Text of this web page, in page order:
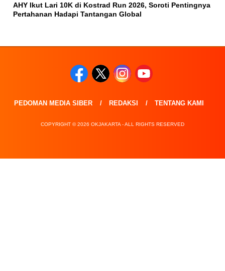
AHY Ikut Lari 10K di Kostrad Run 2026, Soroti Pentingnya
Pertahanan Hadapi Tantangan Global
PEDOMAN MEDIA SIBER REDAKSI TENTANG KAMI
COPYRIGHT © 2026 OKJAKARTA - ALL RIGHTS RESERVED